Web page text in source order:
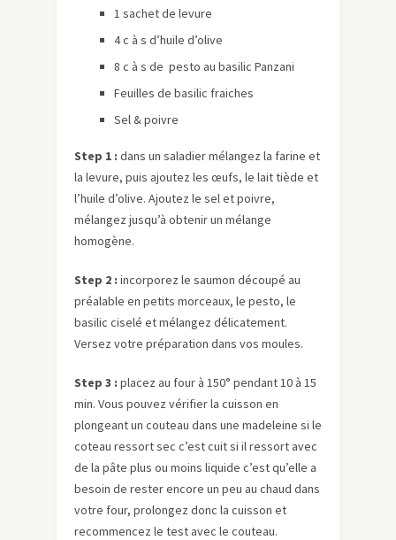
1 sachet de levure
4 c à s d’huile d’olive
8 c à s de pesto au basilic Panzani
Feuilles de basilic fraiches
Sel & poivre
Step 1 : dans un saladier mélangez la farine et
la levure, puis ajoutez les œufs, le lait tiède et
l’huile d’olive. Ajoutez le sel et poivre,
mélangez jusqu’à obtenir un mélange
homogène.
Step 2 : incorporez le saumon découpé au
préalable en petits morceaux, le pesto, le
basilic ciselé et mélangez délicatement.
Versez votre préparation dans vos moules.
Step 3 : placez au four à 150° pendant 10 à 15
min. Vous pouvez vérifier la cuisson en
plongeant un couteau dans une madeleine si le
coteau ressort sec c’est cuit si il ressort avec
de la pâte plus ou moins liquide c’est qu’elle a
besoin de rester encore un peu au chaud dans
votre four, prolongez donc la cuisson et
recommencez le test avec le couteau.